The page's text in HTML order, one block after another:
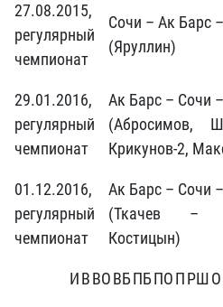
27.08.2015,
регулярный
чемпионат
Сочи – Ак Барс
(Яруллин)
29.01.2016,
регулярный
чемпионат
Ак Барс – Сочи
(Абросимов,
Крикунов-2,
01.12.2016,
регулярный
чемпионат
Ак Барс – Сочи
(Ткачев –
Костицын)
ИВВОВБПБПОПРШО